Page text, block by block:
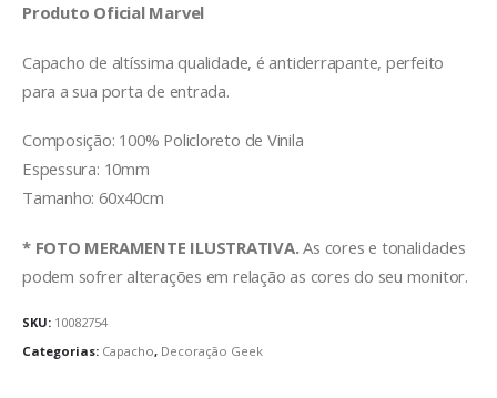
Produto Oficial Marvel
Capacho de altíssima qualidade, é antiderrapante, perfeito
para a sua porta de entrada.
Composição: 100% Policloreto de Vinila
Espessura: 10mm
Tamanho: 60x40cm
* FOTO MERAMENTE ILUSTRATIVA. As cores e tonalidades
podem sofrer alterações em relação as cores do seu monitor.
SKU: 10082754
Categorias: Capacho, Decoração Geek